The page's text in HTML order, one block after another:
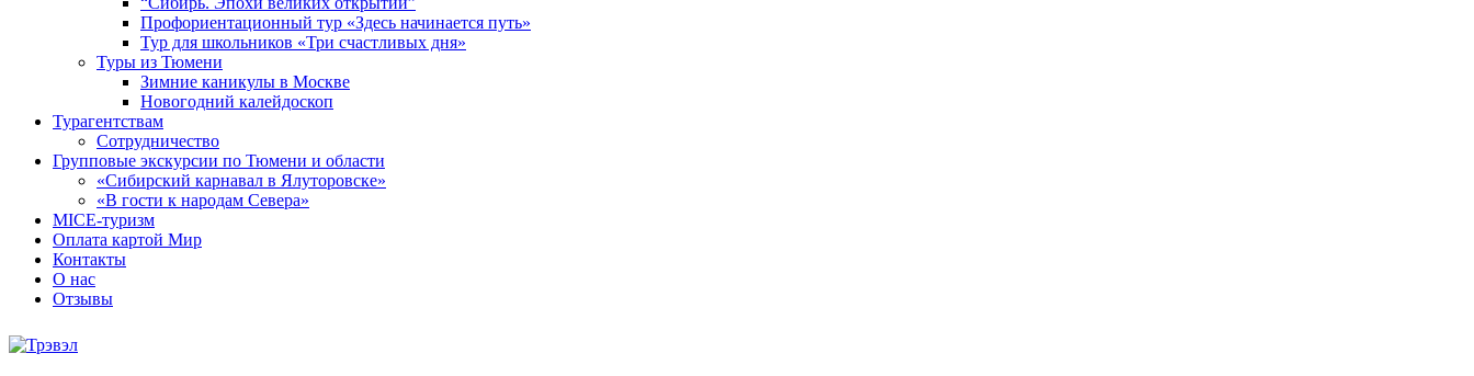
Профориентационный тур «Здесь начинается путь»
Тур для школьников «Три счастливых дня»
Туры из Тюмени
Зимние каникулы в Москве
Новогодний калейдоскоп
Турагентствам
Сотрудничество
Групповые экскурсии по Тюмени и области
«Сибирский карнавал в Ялуторовске»
«В гости к народам Севера»
MICE-туризм
Оплата картой Мир
Контакты
О нас
Отзывы